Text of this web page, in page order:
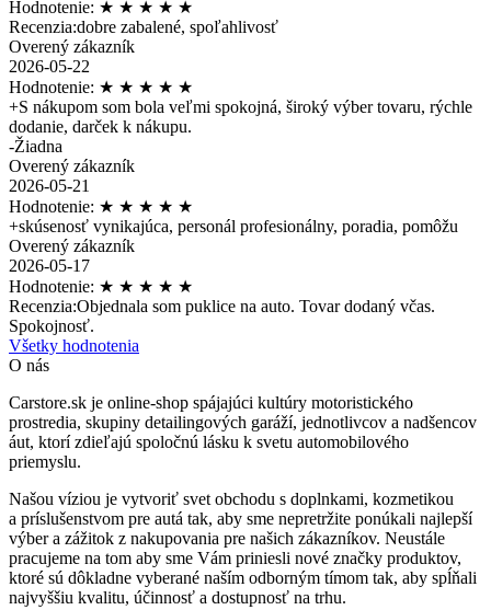
Hodnotenie: ★ ★ ★ ★ ★
Recenzia:dobre zabalené, spoľahlivosť
Overený zákazník
2026-05-22
Hodnotenie: ★ ★ ★ ★ ★
+S nákupom som bola veľmi spokojná, široký výber tovaru, rýchle
dodanie, darček k nákupu.
-Žiadna
Overený zákazník
2026-05-21
Hodnotenie: ★ ★ ★ ★ ★
+skúsenosť vynikajúca, personál profesionálny, poradia, pomôžu
Overený zákazník
2026-05-17
Hodnotenie: ★ ★ ★ ★ ★
Recenzia:Objednala som puklice na auto. Tovar dodaný včas.
Spokojnosť.
Všetky hodnotenia
O nás
Carstore.sk je online-shop spájajúci kultúry motoristického
prostredia, skupiny detailingových garáží, jednotlivcov a nadšencov
áut, ktorí zdieľajú spoločnú lásku k svetu automobilového
priemyslu.
Našou víziou je vytvoriť svet obchodu s doplnkami, kozmetikou
a príslušenstvom pre autá tak, aby sme nepretržite ponúkali najlepší
výber a zážitok z nakupovania pre našich zákazníkov. Neustále
pracujeme na tom aby sme Vám priniesli nové značky produktov,
ktoré sú dôkladne vyberané naším odborným tímom tak, aby spĺňali
najvyššiu kvalitu, účinnosť a dostupnosť na trhu.